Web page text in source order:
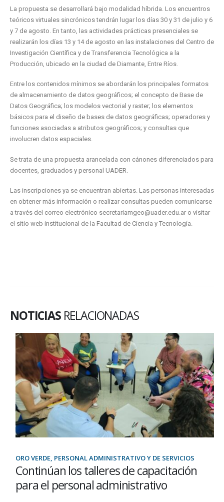
La propuesta se desarrollará bajo modalidad híbrida. Los encuentros
teóricos virtuales sincrónicos tendrán lugar los días 30 y 31 de julio y 6
y 7 de agosto. En tanto, las actividades prácticas presenciales se
realizarán los días 13 y 14 de agosto en las instalaciones del Centro de
Investigación Científica y de Transferencia Tecnológica a la
Producción, ubicado en la ciudad de Diamante, Entre Ríos.
Entre los contenidos mínimos se abordarán los principales formatos
de almacenamiento de datos geográficos; el concepto de Base de
Datos Geográfica; los modelos vectorial y raster; los elementos
básicos para el diseño de bases de datos geográficas; operadores y
funciones asociadas a atributos geográficos; y consultas que
involucren datos espaciales.
Se trata de una propuesta arancelada con cánones diferenciados para
docentes, graduados y personal UADER.
Las inscripciones ya se encuentran abiertas. Las personas interesadas
en obtener más información o realizar consultas pueden comunicarse
a través del correo electrónico secretariamgeo@uader.edu.ar o visitar
el sitio web institucional de la Facultad de Ciencia y Tecnología.
NOTICIAS RELACIONADAS
ORO VERDE, PERSONAL ADMINISTRATIVO Y DE SERVICIOS
Continúan los talleres de capacitación
para el personal administrativo